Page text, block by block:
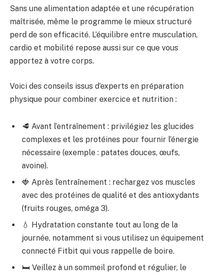
Sans une alimentation adaptée et une récupération
maîtrisée, même le programme le mieux structuré
perd de son efficacité. L’équilibre entre musculation,
cardio et mobilité repose aussi sur ce que vous
apportez à votre corps.
Voici des conseils issus d’experts en préparation
physique pour combiner exercice et nutrition :
🥩 Avant l’entraînement : privilégiez les glucides
complexes et les protéines pour fournir l’énergie
nécessaire (exemple : patates douces, œufs,
avoine).
🍓 Après l’entraînement : rechargez vos muscles
avec des protéines de qualité et des antioxydants
(fruits rouges, oméga 3).
💧 Hydratation constante tout au long de la
journée, notamment si vous utilisez un équipement
connecté Fitbit qui vous rappelle de boire.
🛏️ Veillez à un sommeil profond et régulier, le